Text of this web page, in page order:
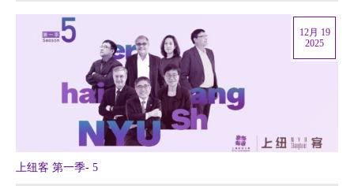
上纽客 第一季- 5
12月 19
2025